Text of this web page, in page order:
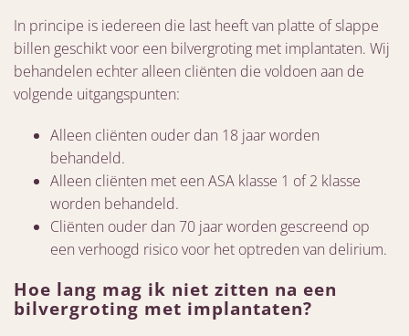
In principe is iedereen die last heeft van platte of slappe
billen geschikt voor een bilvergroting met implantaten. Wij
behandelen echter alleen cliënten die voldoen aan de
volgende uitgangspunten:
Alleen cliënten ouder dan 18 jaar worden
behandeld.
Alleen cliënten met een ASA klasse 1 of 2 klasse
worden behandeld.
Cliënten ouder dan 70 jaar worden gescreend op
een verhoogd risico voor het optreden van delirium.
Hoe lang mag ik niet zitten na een
bilvergroting met implantaten?